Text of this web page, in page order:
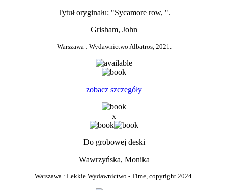
Tytuł oryginału: "Sycamore row, ".
Grisham, John
Warszawa : Wydawnictwo Albatros, 2021.
zobacz szczegóły
x
Do grobowej deski
Wawrzyńska, Monika
Warszawa : Lekkie Wydawnictwo - Time, copyright 2024.